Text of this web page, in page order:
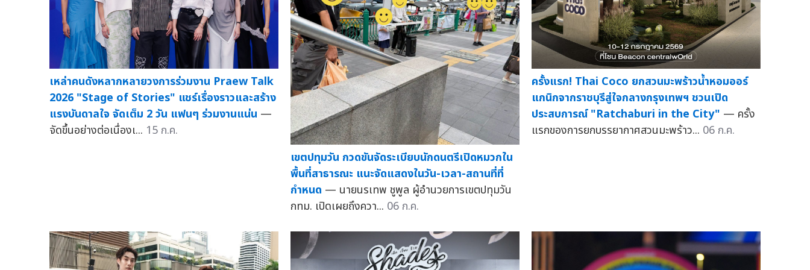
เหล่าคนดังหลากหลายวงการร่วมงาน Praew Talk
2026 "Stage of Stories" แชร์เรื่องราวและสร้าง
แรงบันดาลใจ จัดเต็ม 2 วัน แฟนๆ ร่วมงานแน่น —
จัดขึ้นอย่างต่อเนื่องเ... 15 ก.ค.
เขตปทุมวัน กวดขันจัดระเบียบนักดนตรีเปิดหมวกใน
พื้นที่สาธารณะ แนะจัดแสดงในวัน-เวลา-สถานที่ที่
กำหนด — นายนรเทพ ชูพูล ผู้อำนวยการเขตปทุมวัน
กทม. เปิดเผยถึงควา... 06 ก.ค.
ครั้งแรก! Thai Coco ยกสวนมะพร้าวน้ำหอมออร์
แกนิกจากราชบุรีสู่ใจกลางกรุงเทพฯ ชวนเปิด
ประสบการณ์ "Ratchaburi in the City" — ครั้ง
แรกของการยกบรรยากาศสวนมะพร้าว... 06 ก.ค.